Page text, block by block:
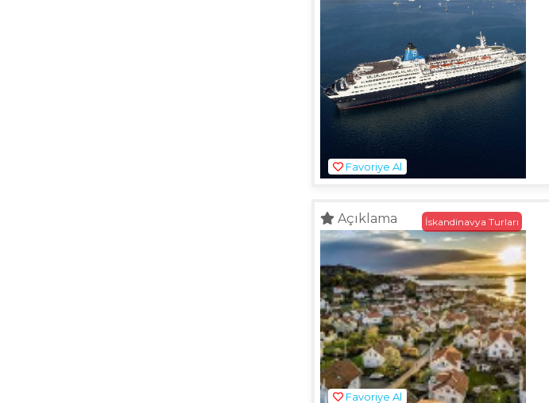
Favoriye Al
İskandinavya Turları
Açıklama
Favoriye Al